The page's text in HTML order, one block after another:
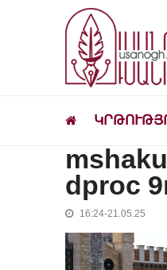
dproc
16:24-21.05.25